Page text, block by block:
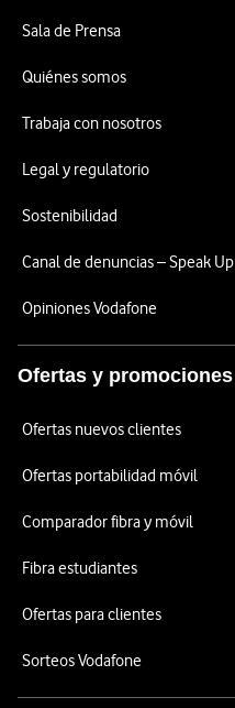
Sala de Prensa
Quiénes somos
Trabaja con nosotros
Legal y regulatorio
Sostenibilidad
Canal de denuncias – Speak Up
Opiniones Vodafone
Ofertas y promociones
Ofertas nuevos clientes
Ofertas portabilidad móvil
Comparador fibra y móvil
Fibra estudiantes
Ofertas para clientes
Sorteos Vodafone